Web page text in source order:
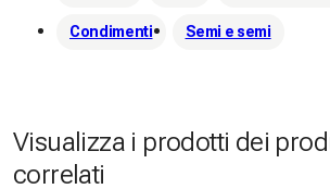
Condimenti Semi e semi
Visualizza i prodotti dei
correlati